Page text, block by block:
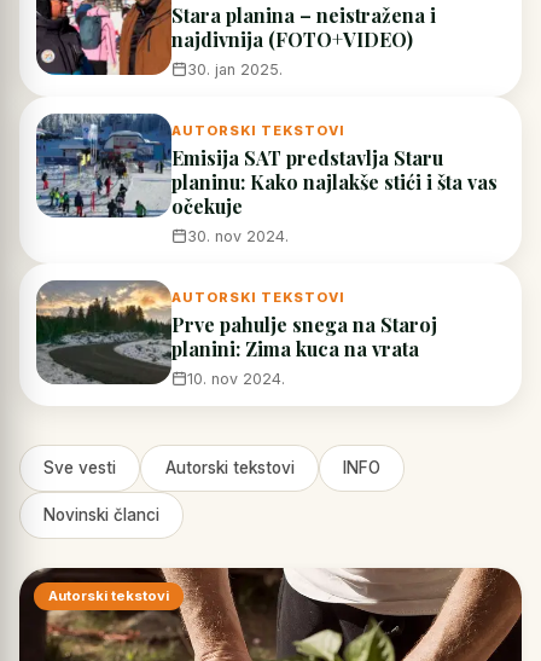
Stara planina – neistražena i
najdivnija (FOTO+VIDEO)
30. jan 2025.
AUTORSKI TEKSTOVI
Emisija SAT predstavlja Staru
planinu: Kako najlakše stići i šta vas
očekuje
30. nov 2024.
AUTORSKI TEKSTOVI
Prve pahulje snega na Staroj
planini: Zima kuca na vrata
10. nov 2024.
Sve vesti Autorski tekstovi INFO
Novinski članci
Autorski tekstovi